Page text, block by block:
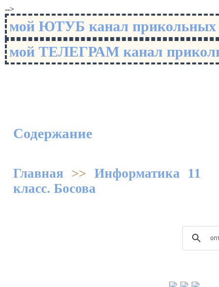
-->
мой ЮТУБ канал
мой ТЕЛЕГРАМ канал
Содержание
Главная >> Информатика 11
класс. Босова